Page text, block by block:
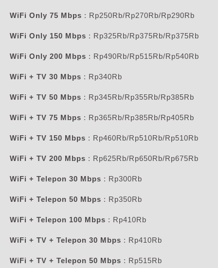
WiFi Only 75 Mbps : Rp250Rb/Rp270Rb/Rp290Rb
WiFi Only 150 Mbps : Rp325Rb/Rp375Rb/Rp375Rb
WiFi Only 200 Mbps : Rp490Rb/Rp515Rb/Rp540Rb
WiFi + TV 30 Mbps : Rp340Rb
WiFi + TV 50 Mbps : Rp345Rb/Rp355Rb/Rp385Rb
WiFi + TV 75 Mbps : Rp365Rb/Rp385Rb/Rp405Rb
WiFi + TV 150 Mbps : Rp460Rb/Rp510Rb/Rp510Rb
WiFi + TV 200 Mbps : Rp625Rb/Rp650Rb/Rp675Rb
WiFi + Telepon 30 Mbps : Rp300Rb
WiFi + Telepon 50 Mbps : Rp350Rb
WiFi + Telepon 100 Mbps : Rp410Rb
WiFi + TV + Telepon 30 Mbps : Rp410Rb
WiFi + TV + Telepon 50 Mbps : Rp515Rb